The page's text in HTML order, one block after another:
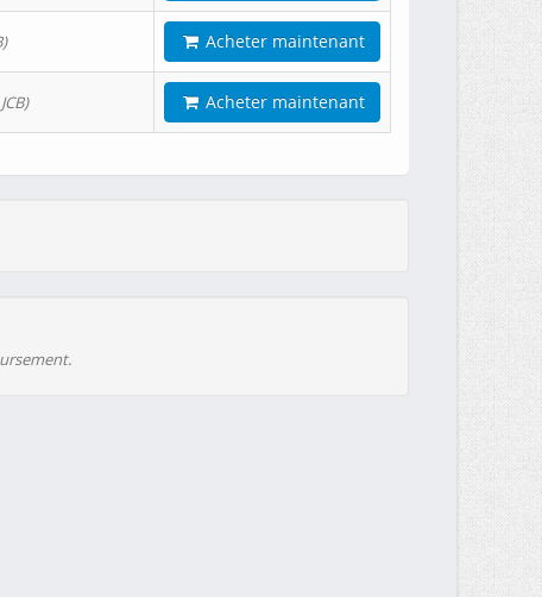
Acheter maintenant
Acheter maintenant